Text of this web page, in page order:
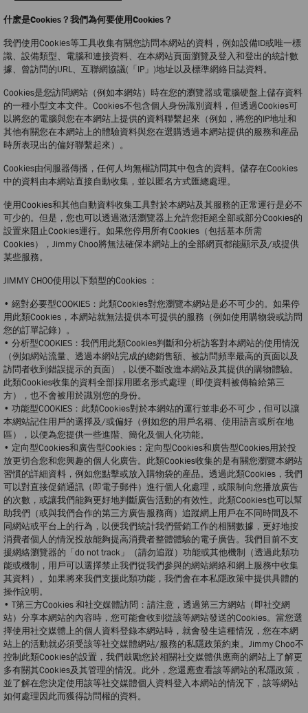
什麽是Cookies？我們為何要使用Cookies？
我們使用Cookies等工具收集有關您訪問本網站的資料，例如設備ID或唯一標
識、設備類型、電腦和連接資料、在本網站頁面瀏覽及登入和登出的統計數
據、曾訪問的URL、互聯網協議(「IP」)地址以及標準網絡日誌資料。
Cookies是您訪問網站（例如本網站）時在您的瀏覽器或電腦硬盤上儲存資料
的一種小型文本文件。Cookies不包含個人身份識別資料，但透過Cookies可
以將您的電腦與您在本網站上提供的資料聯繫起來（例如，將您的IP地址和
其他有關您在本網站上的體驗資料與您在選購透過本網站提供的服務和産品
時所表現出的偏好聯繫起來）。
Cookies由伺服器傳播，任何人均無權訪問其中包含的資料。儲存在Cookies
中的資料由本網站直接自動收集，並以匿名方式匯總處理。
使用Cookies和其他自動資料收集工具對於本網站及其服務的正常運行是必不
可少的。但是，您也可以透過激活瀏覽器上允許您拒絕全部或部分Cookies的
設置來阻止Cookies運行。如果您停用所有Cookies（包括基本所需
Cookies），Jimmy Choo將無法確保本網站上的全部網頁都能顯示及/或提供
某些服務。
JIMMY CHOO使用以下類型的Cookies ：
• 絕對必要型COOKIES：此類Cookies對您瀏覽本網站是必不可少的。如果停
用此類Cookies，本網站就無法提供本可提供的服務（例如使用購物袋或訪問
您的訂單記錄）。
• 分析型COOKIES：我們用此類Cookies判斷和分析訪客對本網站的使用情況
（例如網站流量、透過本網站完成的總銷售額、被訪問頻率最高的頁面以及
訪問者收到錯誤提示的頁面），以便不斷改進本網站及其提供的購物體驗。
此類Cookies收集的資料全部採用匿名形式處理（即使資料被傳輸給第三
方），也不會被用於識別您的身份。
• 功能型COOKIES：此類Cookies對於本網站的運行並非必不可少，但可以讓
本網站記住用戶的選擇及/或偏好（例如您的用戶名稱、使用語言或所在地
區），以便為您提供一些進階、簡化及個人化功能。
• 定向型Cookies和廣告型Cookies：定向型Cookies和廣告型Cookies用於投
放更切合您和您興趣的個人化廣告。此類Cookies收集的是有關您瀏覽本網站
習慣的詳細資料，例如您點擊或放入購物袋的産品。透過此類Cookies，我們
可以對直接促銷通訊（即電子郵件）進行個人化處理，或限制向您播放廣告
的次數，或讓我們能夠更好地判斷廣告活動的有效性。此類Cookies也可以幫
助我們（或與我們合作的第三方廣告服務商）追蹤網上用戶在不同時間及不
同網站或平台上的行為，以便我們統計我們營銷工作的相關數據，更好地按
消費者個人的情況投放能夠提高消費者整體體驗的電子廣告。我們目前不支
援網絡瀏覽器的「do not track」（請勿追蹤）功能或其他機制（透過此類功
能或機制，用戶可以選擇禁止我們從我們參與的網站網絡和網上服務中收集
其資料）。如果將來我們支援此類功能，我們會在本私隱政策中提供具體的
操作說明。
• T第三方Cookies 和社交媒體訪問：請注意，透過第三方網站（即社交網
站）分享本網站的內容時，您可能會收到從該等網站發送的Cookies。當您選
擇使用社交媒體上的個人資料登錄本網站時，就會發生這種情況，您在本網
站上的活動就必須受該等社交媒體網站/服務的私隱政策約束。Jimmy Choo不
控制此類Cookies的設置，我們鼓勵您於相關社交媒體供應商的網站上了解更
多有關其Cookies及其管理的情況。此外，您還應查看該等網站的私隱政策，
並了解在您決定使用該等社交媒體個人資料登入本網站的情況下，該等網站
如何處理因此而獲得訪問權的資料。